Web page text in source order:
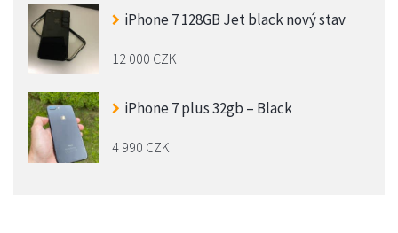
iPhone 7 128GB Jet black nový stav
12 000 CZK
iPhone 7 plus 32gb – Black
4 990 CZK